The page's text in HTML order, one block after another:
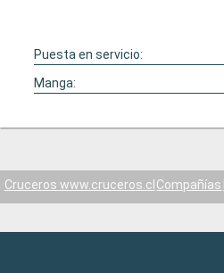
Puesta en servicio:
Manga:
Cruceros www.cruceros.cl Compañías